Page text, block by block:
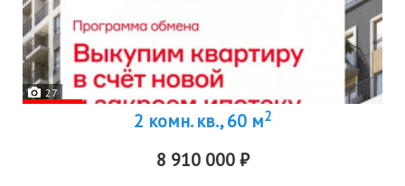
27
2 комн. кв., 60 м2
8 910 000 ₽